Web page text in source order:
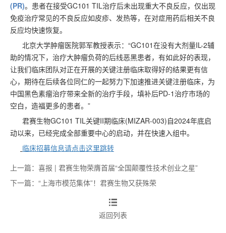
(PR)。患者在接受GC101 TIL治疗后未出现重大不良反应，仅出现
免疫治疗常见的不良反应如皮疹、发热等，在对症用药后相关不良
反应均快速恢复。
北京大学肿瘤医院郭军教授表示： “GC101在没有大剂量IL-2辅
助的情况下，治疗大肿瘤负荷的后线恶黑患者，有如此好的表现，
让我们临床团队对正在开展的关键注册临床取得好的结果更有信
心，期待在后续各位同仁的一起努力下加速推进关键注册临床，为
中国黑色素瘤治疗带来全新的治疗手段，填补后PD-1治疗市场的
空白，造福更多的患者。”
君赛生物GC101 TIL关键II期临床(MIZAR-003)自2024年底启
动以来，已经完成全部重要中心的启动，并在快速入组中。
临床招募信息请点击这里跳转
上一篇：喜报 | 君赛生物荣膺首届“全国颠覆性技术创业之星”
下一篇：“上海市模范集体”！君赛生物又获殊荣
返回列表